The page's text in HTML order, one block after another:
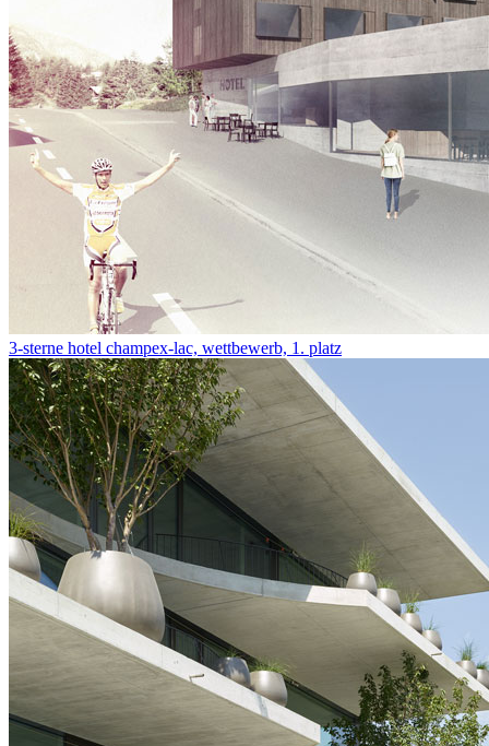
3-sterne hotel champex-lac, wettbewerb, 1. platz